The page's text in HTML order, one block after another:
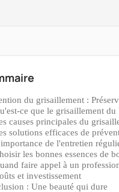
du grisaillement :
ce que le grisaillement du
causes principales du
solutions efficaces de
de l'entretien
les bonnes essences de
faire appel à un
et investissement
: Une beauté qui dure